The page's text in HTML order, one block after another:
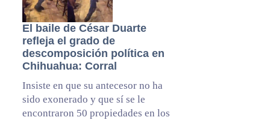
El baile de César Duarte
refleja el grado de
descomposición política en
Chihuahua: Corral
Insiste en que su antecesor no ha
sido exonerado y que sí se le
encontraron 50 propiedades en los